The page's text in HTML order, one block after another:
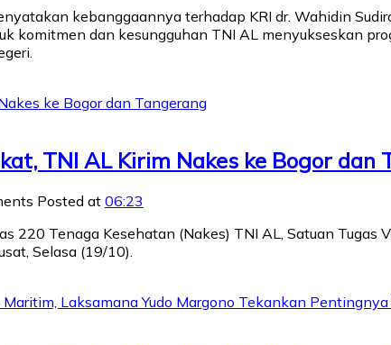
kebanggaannya terhadap KRI dr. Wahidin
komitmen dan kesungguhan TNI AL menyukseskan
TNI AL Kirim Nakes ke Bogor dan
Posted at 06:23
220 Tenaga Kesehatan (Nakes) TNI AL, Satuan
Selasa (19/10).